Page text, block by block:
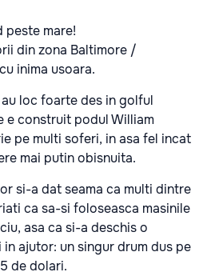
din zona Baltimore /
inima usoara.
loc foarte des in golful
e construit podul William
pe multi soferi, in asa fel incat
mai putin obisnuita.
si-a dat seama ca multi dintre
ca sa-si foloseasca masinile
asa ca si-a deschis o
ajutor: un singur drum dus pe
de dolari.